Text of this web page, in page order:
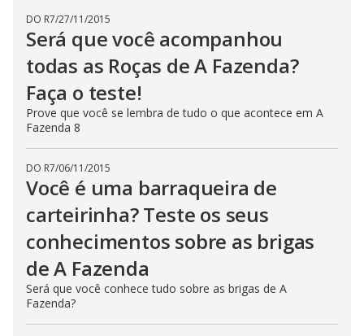
DO R7/27/11/2015
Será que você acompanhou
todas as Roças de A Fazenda?
Faça o teste!
Prove que você se lembra de tudo o que acontece em A
Fazenda 8
DO R7/06/11/2015
Você é uma barraqueira de
carteirinha? Teste os seus
conhecimentos sobre as brigas
de A Fazenda
Será que você conhece tudo sobre as brigas de A
Fazenda?